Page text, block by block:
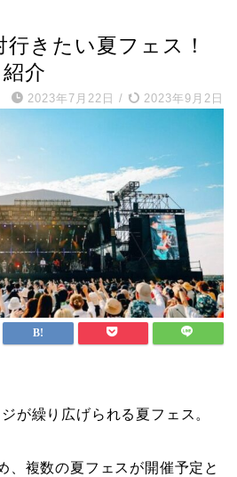
行きたい夏フェス！
介
2023年7月22日 / 2023年9月2日
が繰り広げられる夏フェス。
、複数の夏フェスが開催予定と